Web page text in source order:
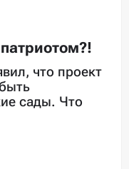
что проект
сады. Что